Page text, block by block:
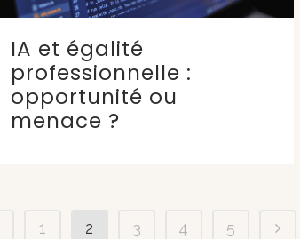
IA et égalité
professionnelle :
opportunité ou
menace ?
1 2 3 4 5